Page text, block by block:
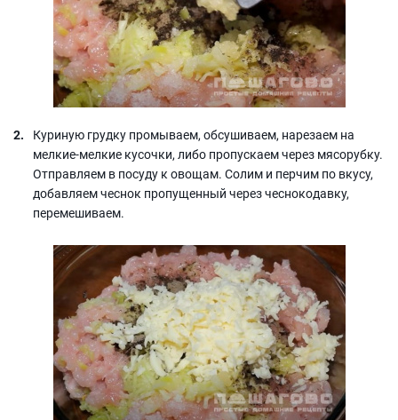
Куриную грудку промываем, обсушиваем, нарезаем на
мелкие-мелкие кусочки, либо пропускаем через мясорубку.
Отправляем в посуду к овощам. Солим и перчим по вкусу,
добавляем чеснок пропущенный через чеснокодавку,
перемешиваем.